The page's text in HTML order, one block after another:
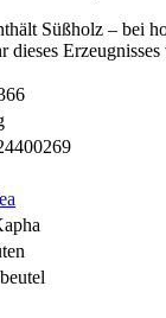
Süßholz – bei
dieses